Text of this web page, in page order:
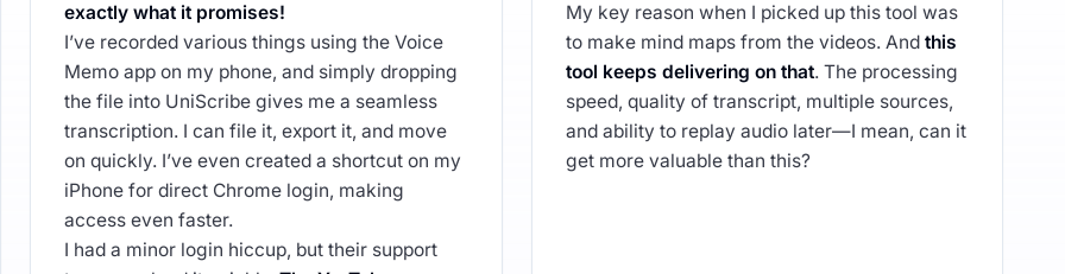
exactly what it promises!
I’ve recorded various things using the Voice
Memo app on my phone, and simply dropping
the file into UniScribe gives me a seamless
transcription. I can file it, export it, and move
on quickly. I’ve even created a shortcut on my
iPhone for direct Chrome login, making
access even faster.
I had a minor login hiccup, but their support
My key reason when I picked up this tool was
to make mind maps from the videos. And this
tool keeps delivering on that. The processing
speed, quality of transcript, multiple sources,
and ability to replay audio later—I mean, can it
get more valuable than this?